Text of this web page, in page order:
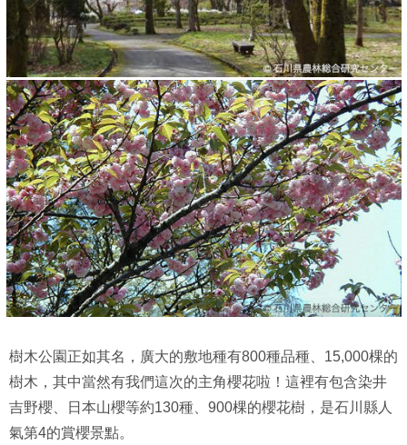
樹木公園正如其名，廣大的敷地種有800種品種、15,000棵的
樹木，其中當然有我們這次的主角櫻花啦！這裡有包含染井
吉野櫻、日本山櫻等約130種、900棵的櫻花樹，是石川縣人
氣第4的賞櫻景點。